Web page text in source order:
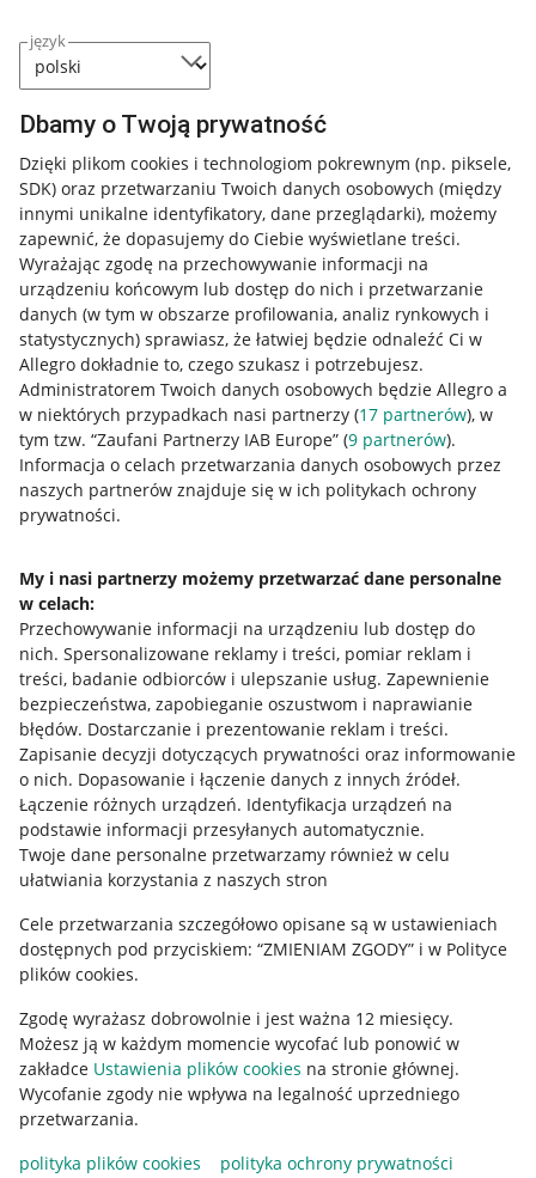
język
Dbamy o Twoją prywatność
Dzięki plikom cookies i technologiom pokrewnym (np. piksele,
SDK) oraz przetwarzaniu Twoich danych osobowych (między
innymi unikalne identyfikatory, dane przeglądarki), możemy
zapewnić, że dopasujemy do Ciebie wyświetlane treści.
Wyrażając zgodę na przechowywanie informacji na
urządzeniu końcowym lub dostęp do nich i przetwarzanie
danych (w tym w obszarze profilowania, analiz rynkowych i
statystycznych) sprawiasz, że łatwiej będzie odnaleźć Ci w
Allegro dokładnie to, czego szukasz i potrzebujesz.
Administratorem Twoich danych osobowych będzie Allegro a
w niektórych przypadkach nasi partnerzy (17 partnerów), w
tym tzw. “Zaufani Partnerzy IAB Europe” (9 partnerów).
Informacja o celach przetwarzania danych osobowych przez
naszych partnerów znajduje się w ich politykach ochrony
prywatności.
My i nasi partnerzy możemy przetwarzać dane personalne
w celach:
Przechowywanie informacji na urządzeniu lub dostęp do
nich. Spersonalizowane reklamy i treści, pomiar reklam i
treści, badanie odbiorców i ulepszanie usług. Zapewnienie
bezpieczeństwa, zapobieganie oszustwom i naprawianie
błędów. Dostarczanie i prezentowanie reklam i treści.
Zapisanie decyzji dotyczących prywatności oraz informowanie
o nich. Dopasowanie i łączenie danych z innych źródeł.
Łączenie różnych urządzeń. Identyfikacja urządzeń na
podstawie informacji przesyłanych automatycznie.
Twoje dane personalne przetwarzamy również w celu
ułatwiania korzystania z naszych stron
Cele przetwarzania szczegółowo opisane są w ustawieniach
dostępnych pod przyciskiem: “ZMIENIAM ZGODY” i w Polityce
plików cookies.
Zgodę wyrażasz dobrowolnie i jest ważna 12 miesięcy.
Możesz ją w każdym momencie wycofać lub ponowić w
zakładce Ustawienia plików cookies na stronie głównej.
Wycofanie zgody nie wpływa na legalność uprzedniego
przetwarzania.
polityka plików cookies
polityka ochrony prywatności
Przydatne informacje
Jak to działa
Allegro Gadane dla sprzedających
Allegro Gadane dla kupujących
Mapa miejscowości
Informacje prawne
Regulamin
Polityka plików "cookies"
Ustawienia plików "cookies"
Udostępnianie lokalizacji
Informacje dla Aktu o Usługach Cyfrowych
Pobierz aplikację